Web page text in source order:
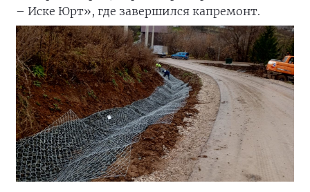
– Иске Юрт», где завершился капремонт.